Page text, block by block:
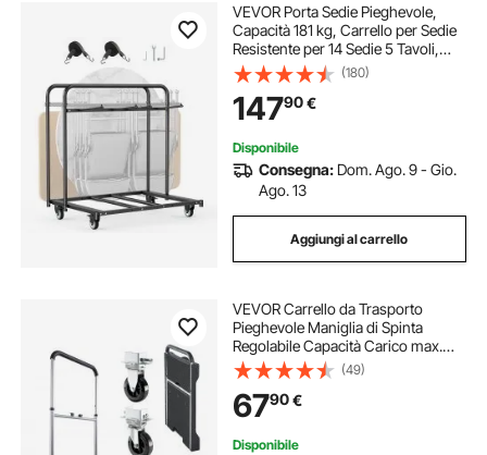
VEVOR Porta Sedie Pieghevole,
Capacità 181 kg, Carrello per Sedie
Resistente per 14 Sedie 5 Tavoli,
Carrello Porta Sedie con Ruote
Girevoli e Ruote Bloccabili per Feste,
Eventi, Hotel, Nero Opaco
(180)
14790€
Disponibile
Consegna: Dom. Ago. 9 - Gio.
Ago. 13
Aggiungi al carrello
VEVOR Carrello da Trasporto
Pieghevole Maniglia di Spinta
Regolabile Capacità Carico max.
149,69 kg Carrello con Piattaforma
Pieghevole Ruote Girevoli, Panali
per Trasporto Pacchi Merci
Traslochi
(49)
6790€
Disponibile